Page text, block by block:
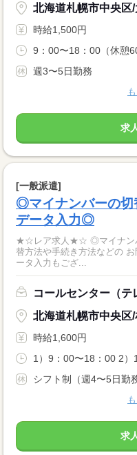
北海道札幌市中央区/
時給1,500円
9：00〜18：00（休憩
週3〜5日勤務
求
[一般派遣]
◎マイナンバーの切
データ入力◎
★☆レア求人★☆ ◎マイナンバーの切替に関するお問合せ対応◎ 切
替方法や手続き方法などの
ータ入力もござ...
コールセンター（テ
北海道札幌市中央区/
時給1,600円
1）9：00〜18：00 2
シフト制（週4〜5日勤
求